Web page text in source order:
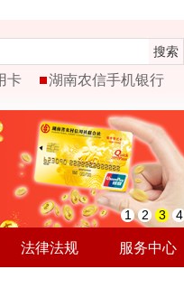
搜索
卡 湖南农信手机银行
1 2 3 4
法律法规 服务中心